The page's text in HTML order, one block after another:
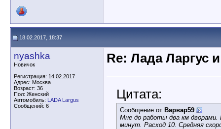
18.02.2017, 18:37
nyashka
Новичок
Регистрация: 14.02.2017
Адрес: Москва
Возраст: 36
Пол: Женский
Автомобиль: LADA Largus
Сообщений: 6
Re: Лада Ларгус
Цитата:
Сообщение от Варвар59
Мне до работы два км дворами.
минут. Расход 10. Средняя